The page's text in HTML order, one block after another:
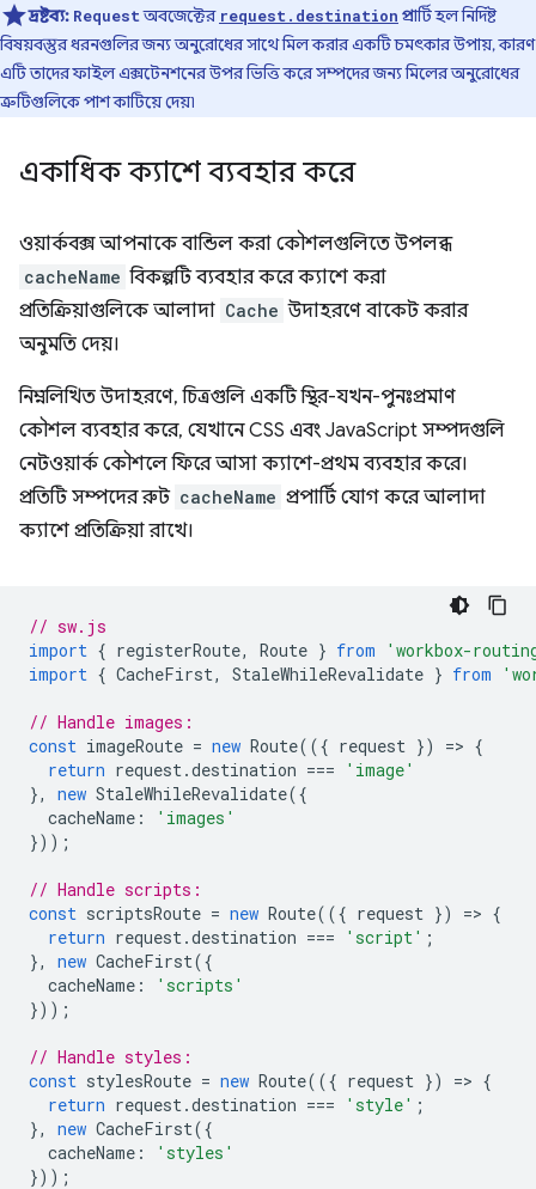
দ্রষ্টব্য: Requestঅবজেক্টের request.destination প্রপার্টি হল নির্দিষ্ট
বিষয়বস্তুর ধরনগুলির জন্য অনুরোধের সাথে মিল করার একটি চমৎকার উপায়, কারণ
এটি তাদের ফাইল এক্সটেনশনের উপর ভিত্তি করে সম্পদের জন্য মিলের অনুরোধের
ত্রুটিগুলিকে পাশ কাটিয়ে দেয়৷
একাধিক ক্যাশে ব্যবহার করে
ওয়ার্কবক্স আপনাকে বান্ডিল করা কৌশলগুলিতে উপলব্ধ
cacheName বিকল্পটি ব্যবহার করে ক্যাশে করা
প্রতিক্রিয়াগুলিকে আলাদা Cache উদাহরণে বাকেট করার
অনুমতি দেয়।
নিম্নলিখিত উদাহরণে, চিত্রগুলি একটি স্থির-যখন-পুনঃপ্রমাণ
কৌশল ব্যবহার করে, যেখানে CSS এবং JavaScript সম্পদগুলি
নেটওয়ার্ক কৌশলে ফিরে আসা ক্যাশে-প্রথম ব্যবহার করে।
প্রতিটি সম্পদের রুট cacheName প্রপার্টি যোগ করে আলাদা
ক্যাশে প্রতিক্রিয়া রাখে।
// sw.js
import { registerRoute, Route } from
'workbox-
import { CacheFirst, StaleWhileRevalidate } from
// Handle images:
const imageRoute = new Route(({ request }) => {
return request.destination ===
'image'
},
new StaleWhileRevalidate({
cacheName :
'images'
}));
// Handle scripts:
const scriptsRoute = new Route(({ request }) => {
return request.destination === 'script' ;
},
new CacheFirst({
cacheName :
'scripts'
}));
// Handle styles:
const stylesRoute = new Route(({ request }) => {
return request.destination === 'style' ;
},
new CacheFirst({
cacheName :
'styles'
}));